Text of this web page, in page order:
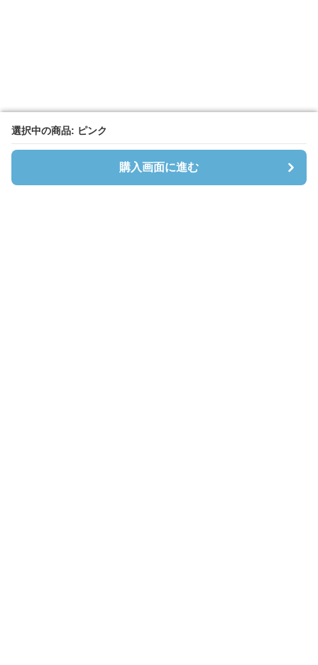
選択中の商品: ピンク
購入画面に進む
選択中の商品: ピンク
購入画面に進む